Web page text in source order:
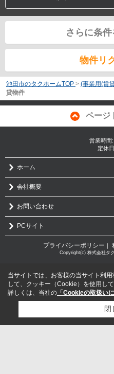
さらに条
物件リ
池田市のタクホームTOP > (事業用(賃
貸物件
ページ
営業時間
定休
ホーム
会社概要
お問い合わせ
PCサイト
プライバシーポリシー ｜
Copyright(c) 株式会社タ
当サイトでは、お客様の当サイト利
して、クッキー（Cookie）を使用して
詳しくは、当社の 「Cookieの取扱い
閉